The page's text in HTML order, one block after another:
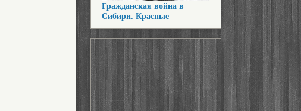
Гражданская война в
Сибири. Красные